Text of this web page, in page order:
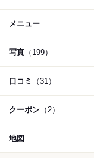
メニュー
写真 （199）
口コミ （31）
クーポン （2）
地図